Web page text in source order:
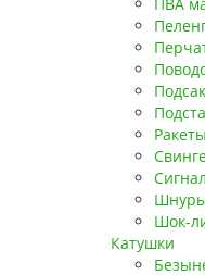
Шок-
Катушки